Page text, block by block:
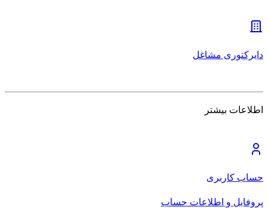
دایرکتوری مشاغل
اطلاعات بیشتر
حساب کاربری
پروفایل و اطلاعات حساب